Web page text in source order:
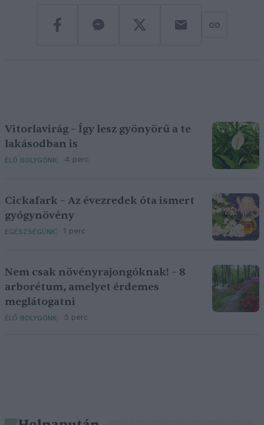
Vitorlavirág – Így lesz gyönyörű a te
lakásodban is
ÉLŐ BOLYGÓNK 4 perc
Cickafark – Az évezredek óta ismert
gyógynövény
EGÉSZSÉGÜNK 1 perc
Nem csak növényrajongóknak! – 8
arborétum, amelyet érdemes
meglátogatni
ÉLŐ BOLYGÓNK 5 perc